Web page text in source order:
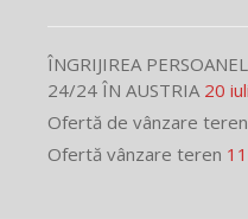
ÎNGRIJIREA
24/24 ÎN AUSTRIA 20
Ofertă de vânzare teren
Ofertă vânzare teren